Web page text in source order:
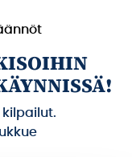
kilpailut.